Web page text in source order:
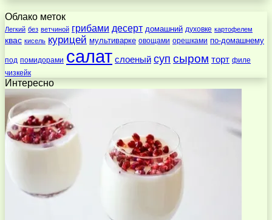
Облако меток
Легкий без ветчиной грибами десерт домашний духовке картофелем
квас кисель курицей мультиварке овощами орешками по-домашнему
под помидорами салат слоеный суп сыром торт филе
чизкейк
Интересно